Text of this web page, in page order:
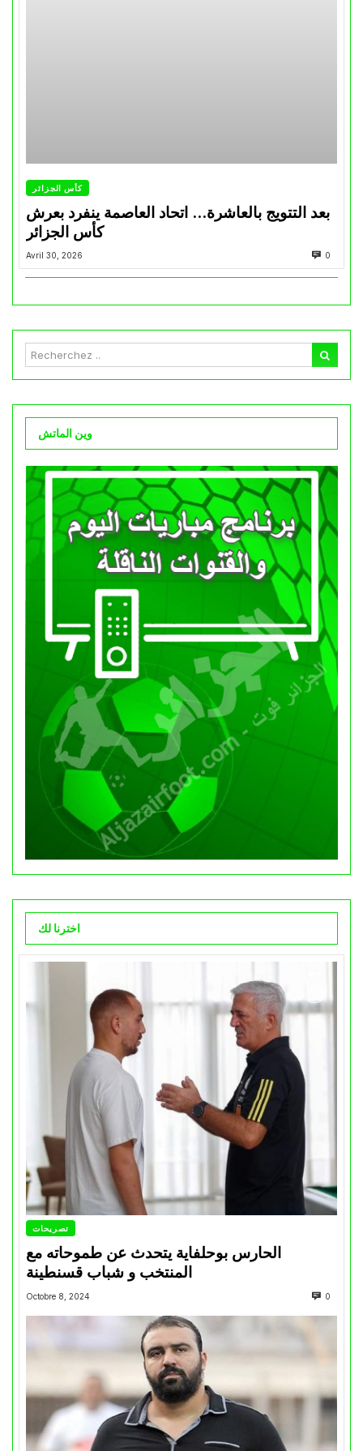
كأس الجزائر
بعد التتويج بالعاشرة… اتحاد العاصمة ينفرد بعرش
كأس الجزائر
Avril 30, 2026 0
وين الماتش
اخترنا لك
تصريحات
الحارس بوحلفاية يتحدث عن طموحاته مع
المنتخب و شباب قسنطينة
Octobre 8, 2024 0